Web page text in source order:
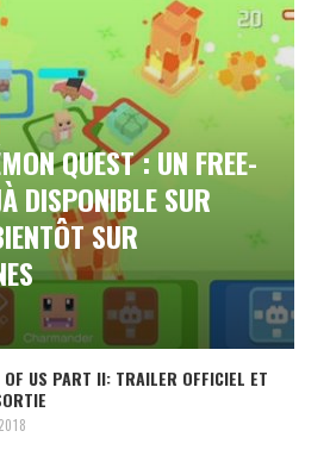
QUEST : UN FREE-
DISPONIBLE SUR
SUR
US PART II: TRAILER OFFICIEL ET